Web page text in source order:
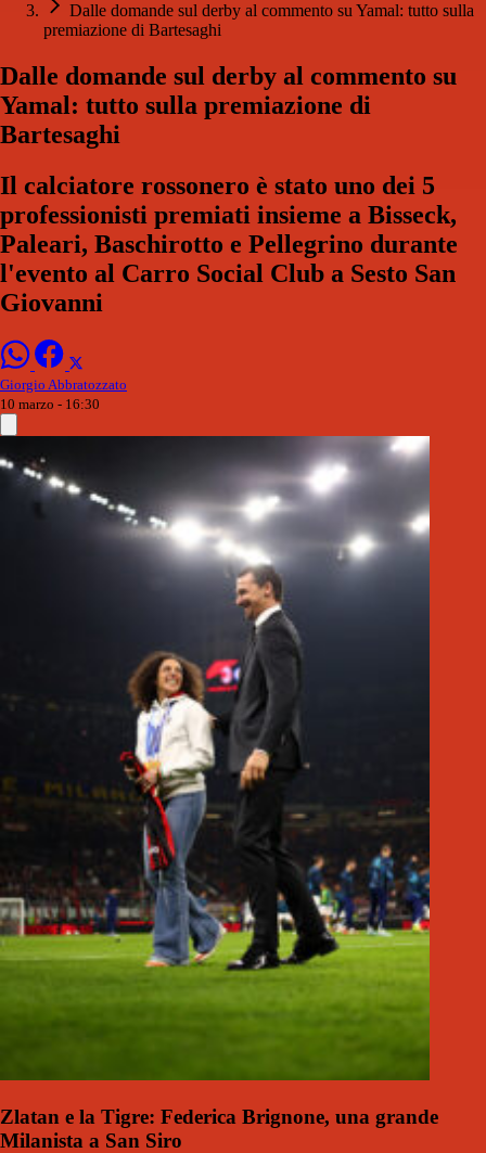
Dalle domande sul derby al commento su Yamal: tutto sulla
premiazione di Bartesaghi
Dalle domande sul derby al commento su
Yamal: tutto sulla premiazione di
Bartesaghi
Il calciatore rossonero è stato uno dei 5
professionisti premiati insieme a Bisseck,
Paleari, Baschirotto e Pellegrino durante
l'evento al Carro Social Club a Sesto San
Giovanni
Giorgio Abbratozzato
10 marzo - 16:30
Zlatan e la Tigre: Federica Brignone, una grande
Milanista a San Siro